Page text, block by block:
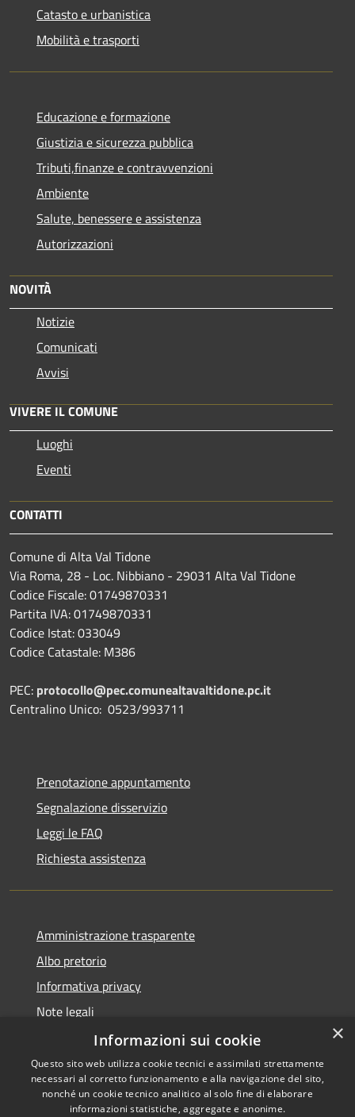
Catasto e urbanistica
Mobilità e trasporti
Educazione e formazione
Giustizia e sicurezza pubblica
Tributi,finanze e contravvenzioni
Ambiente
Salute, benessere e assistenza
Autorizzazioni
NOVITÀ
Notizie
Comunicati
Avvisi
VIVERE IL COMUNE
Luoghi
Eventi
CONTATTI
Comune di Alta Val Tidone
Via Roma, 28 - Loc. Nibbiano - 29031 Alta Val Tidone
Codice Fiscale: 01749870331
Partita IVA: 01749870331
Codice Istat: 033049
Codice Catastale: M386
PEC: protocollo@pec.comunealtavaltidone.pc.it
Centralino Unico: 0523/993711
Prenotazione appuntamento
Segnalazione disservizio
Leggi le FAQ
Richiesta assistenza
Amministrazione trasparente
Albo pretorio
Informativa privacy
Note legali
Dichiarazione di accessibilità
×
Informazioni sui cookie
Questo sito web utilizza cookie tecnici e assimilati strettamente
necessari al corretto funzionamento e alla navigazione del sito,
nonché un cookie tecnico analitico al solo fine di elaborare
informazioni statistiche, aggregate e anonime.